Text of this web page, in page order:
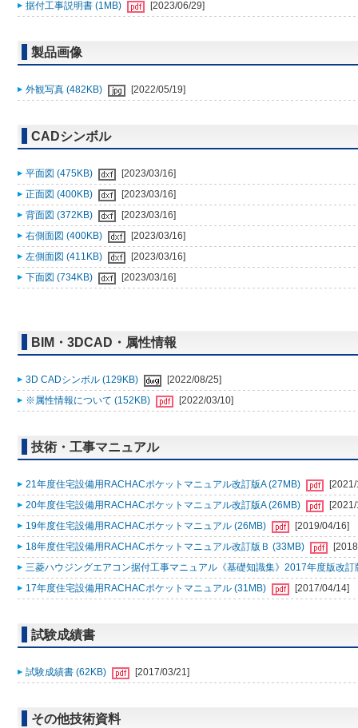
据付工事説明書 (1MB) [2023/06/29]
製品画像
外観写真 (482KB) [2022/05/19]
CADシンボル
平面図 (475KB)
[2023/03/16]
正面図 (400KB)
[2023/03/16]
背面図 (372KB)
[2023/03/16]
右側面図 (400KB)
[2023/03/16]
左側面図 (411KB)
[2023/03/16]
下面図 (734KB)
[2023/03/16]
BIM・3DCAD・属性情報
3D CADシンボル (129KB)
[2022/08/25]
※属性情報について (152KB)
[2022/03/10]
技術・工事マニュアル
21年度住宅設備用RACHACポケットマニュアル改訂版A (27MB)
20年度住宅設備用RACHACポケットマニュアル改訂版A (26MB)
19年度住宅設備用RACHACポケットマニュアル (26MB)
[2019/04/16]
18年度住宅設備用RACHACポケットマニュアル改訂版Ｂ (33MB)
三菱ハウジングエアコン据付工事マニュアル《基礎知識集》2017年度版改
17年度住宅設備用RACHACポケットマニュアル (31MB)
[2017/04/14]
試験成績書
試験成績書 (62KB) [2017/03/21]
その他技術資料